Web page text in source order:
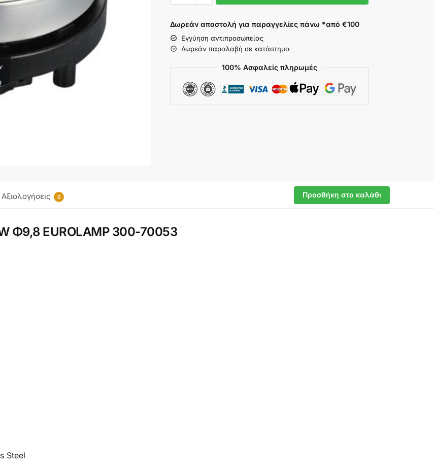
Δωρεάν αποστολή για παραγγελίες πάνω *από €100
Εγγύηση αντιπροσωπείας
Δωρεάν παραλαβή σε κατάστημα
100% Ασφαλείς πληρωμές
Αξιολογήσεις 0 Προσθήκη στο καλάθι
Φ9,8 EUROLAMP 300-70053
Steel